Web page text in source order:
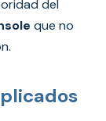
del
que no